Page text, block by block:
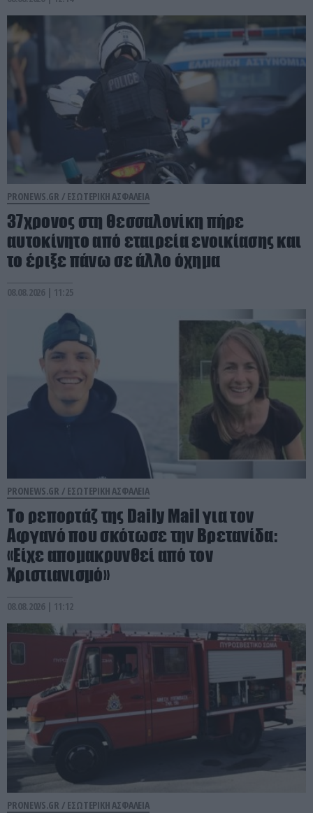
PRONEWS.GR / ΕΣΩΤΕΡΙΚΗ ΑΣΦΑΛΕΙΑ
37χρονος στη Θεσσαλονίκη πήρε
αυτοκίνητο από εταιρεία ενοικίασης και
το έριξε πάνω σε άλλο όχημα
08.08.2026 | 11:25
PRONEWS.GR / ΕΣΩΤΕΡΙΚΗ ΑΣΦΑΛΕΙΑ
Το ρεπορτάζ της Daily Mail για τον
Αφγανό που σκότωσε την Βρετανίδα:
«Είχε απομακρυνθεί από τον
Χριστιανισμό»
08.08.2026 | 11:12
PRONEWS.GR / ΕΣΩΤΕΡΙΚΗ ΑΣΦΑΛΕΙΑ